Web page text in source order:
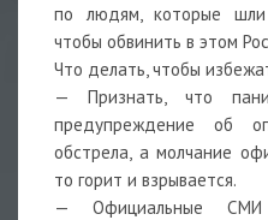
по людям, которые
чтобы обвинить в этом
Что делать, чтобы
— Признать, что
предупреждение об
обстрела, а молчание
то горит и взрывается.
— Официальные